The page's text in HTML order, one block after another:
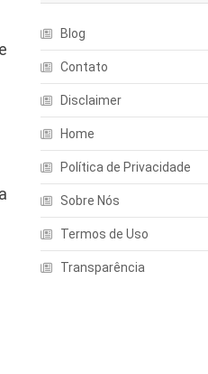
Blog
Contato
Disclaimer
Home
Política de Privacidade
Sobre Nós
Termos de Uso
Transparência